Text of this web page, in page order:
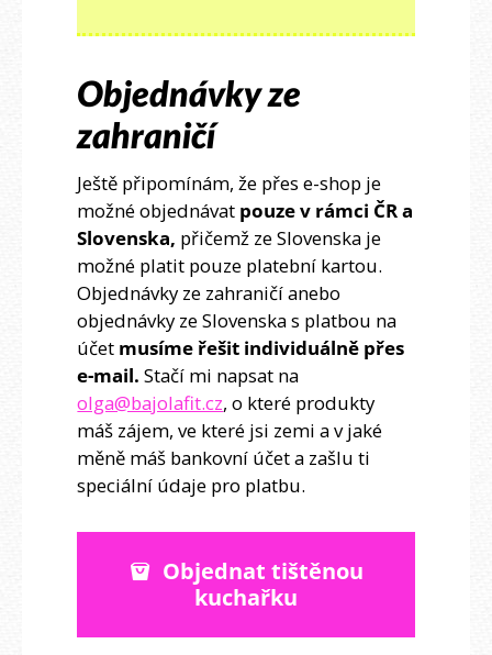
Objednávky ze
zahraničí
Ještě připomínám, že přes e-shop je
možné objednávat pouze v rámci ČR a
Slovenska, přičemž ze Slovenska je
možné platit pouze platební kartou.
Objednávky ze zahraničí anebo
objednávky ze Slovenska s platbou na
účet musíme řešit individuálně přes
e-mail. Stačí mi napsat na
olga@bajolafit.cz, o které produkty
máš zájem, ve které jsi zemi a v jaké
měně máš bankovní účet a zašlu ti
speciální údaje pro platbu.
Objednat tištěnou
kuchařku